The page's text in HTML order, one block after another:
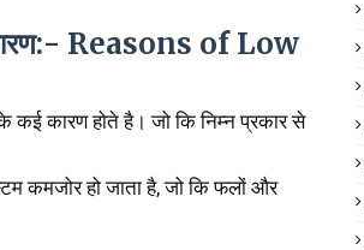
कारण:- Reasons of Low
कई कारण होते है। जो कि निम्न प्रकार से
कमजोर हो जाता है, जो कि फलों और